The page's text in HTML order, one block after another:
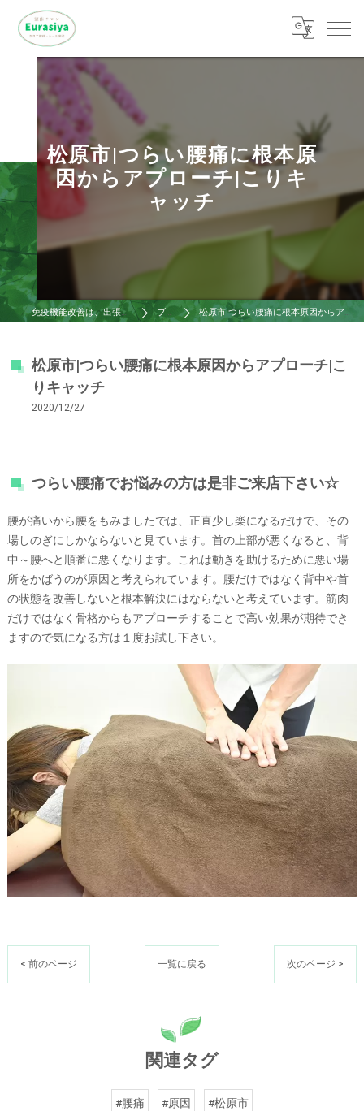
松原市|つらい腰痛に根本原
因からアプローチ|こりキ
ャッチ
免疫機能改善は、出張整体ゆ～らし屋 ブログ 松原市|つらい腰痛に根本原因からアプローチ|こりキャッチ
松原市|つらい腰痛に根本原因からアプローチ|こ
りキャッチ
2020/12/27
つらい腰痛でお悩みの方は是非ご来店下さい☆
腰が痛いから腰をもみましたでは、正直少し楽になるだけで、その
場しのぎにしかならないと見ています。首の上部が悪くなると、背
中～腰へと順番に悪くなります。これは動きを助けるために悪い場
所をかばうのが原因と考えられています。腰だけではなく背中や首
の状態を改善しないと根本解決にはならないと考えています。筋肉
だけではなく骨格からもアプローチすることで高い効果が期待でき
ますので気になる方は１度お試し下さい。
< 前のページ 一覧に戻る 次のページ >
関連タグ
#腰痛 #原因 #松原市